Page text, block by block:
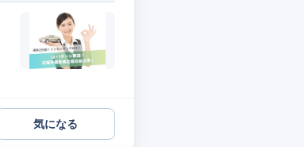
気になる